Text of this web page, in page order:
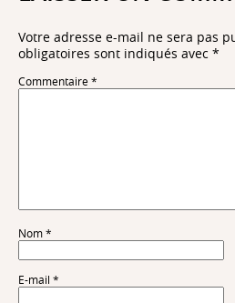
Votre adresse e-mail ne sera pas
obligatoires sont indiqués avec *
Commentaire *
Nom *
E-mail *